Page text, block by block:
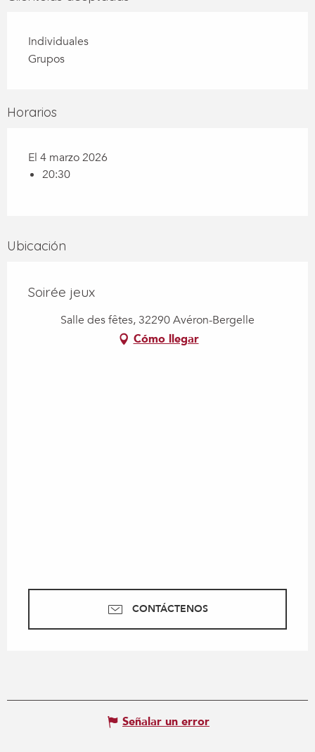
Individuales
Grupos
Horarios
El 4 marzo 2026
20:30
Ubicación
Soirée jeux
Salle des fêtes, 32290 Avéron-Bergelle
Cómo llegar
CONTÁCTENOS
Señalar un error